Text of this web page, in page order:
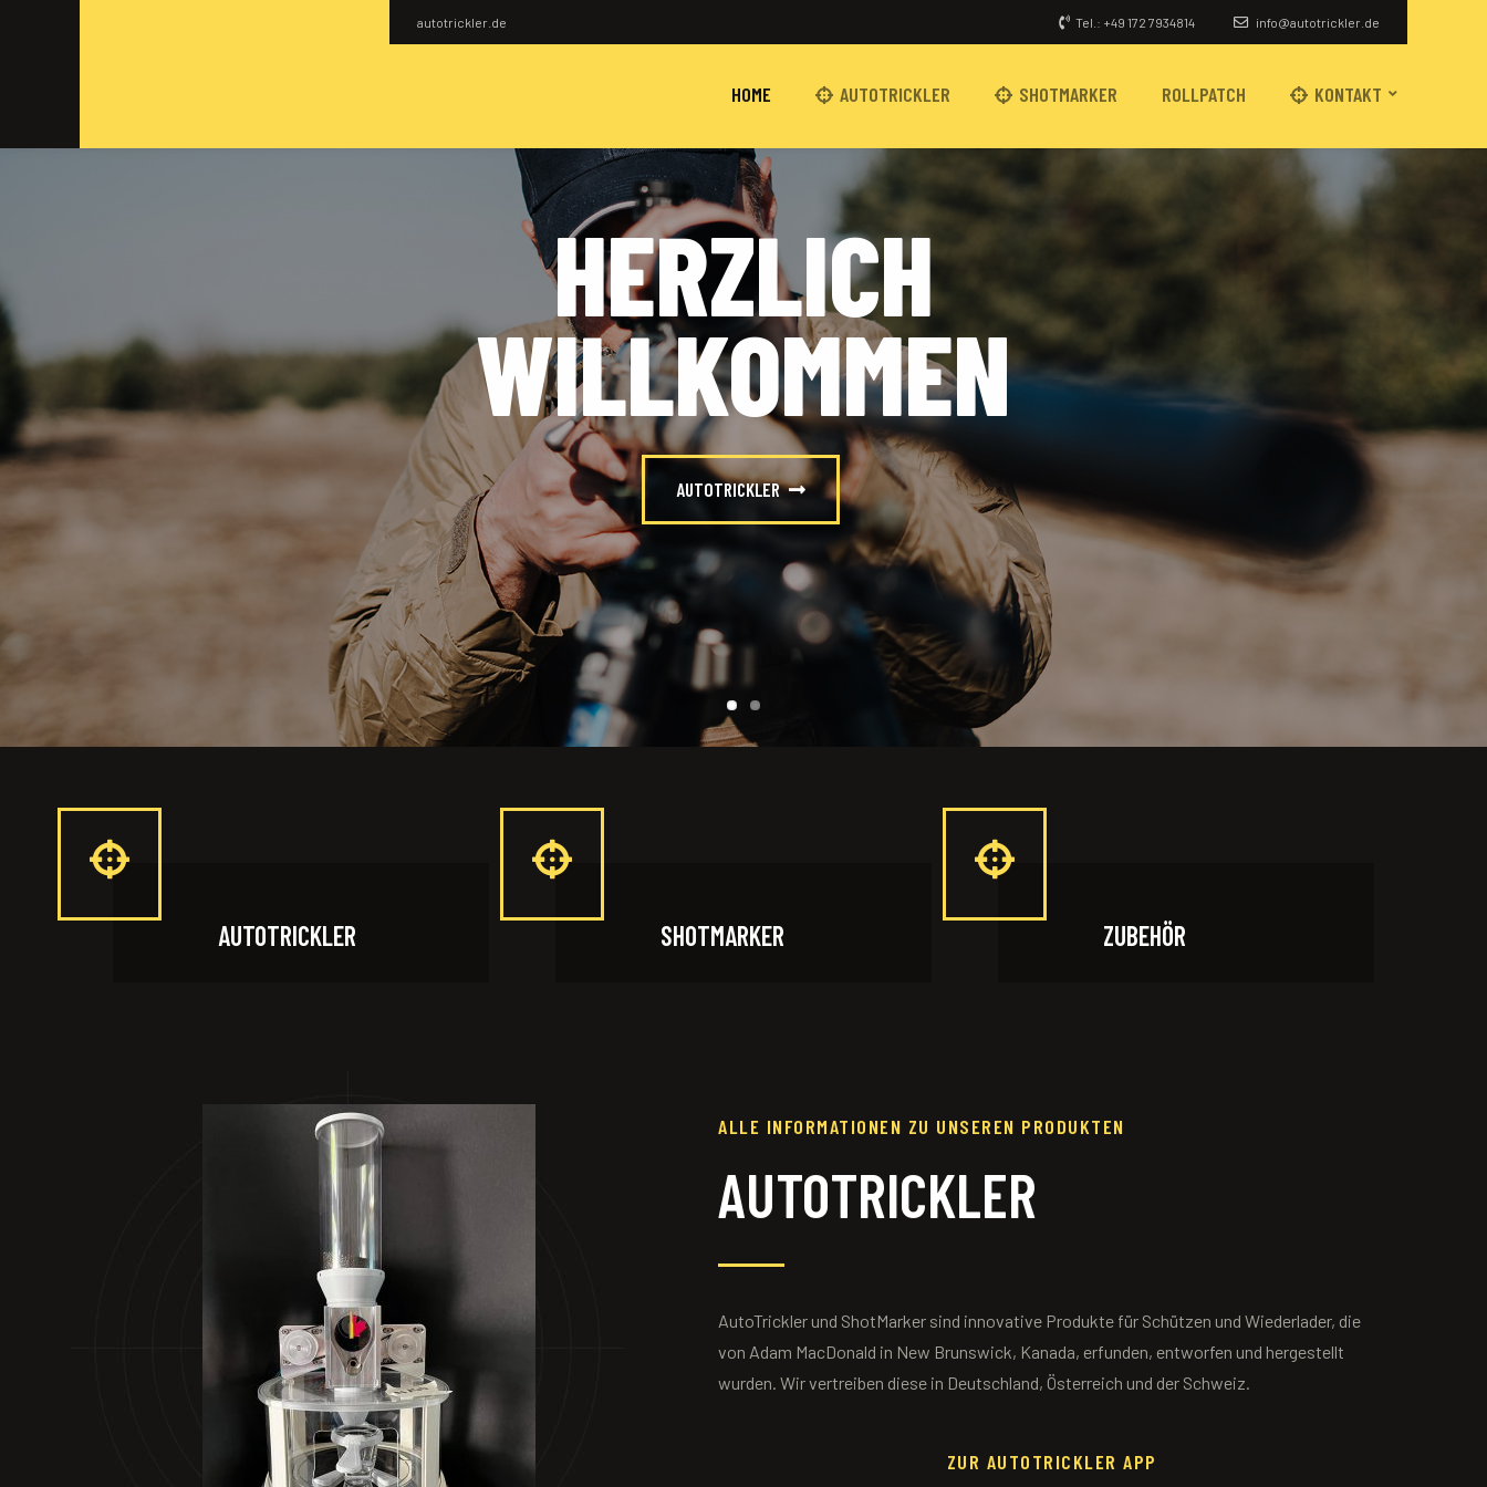
autotrickler.de info@autotrickler.de
Tel.: +49 172 7934814
HOME AUTOTRICKLER SHOTMARKER ROLLPATCH KONTAKT
HERZLICH
WILLKOMMEN
AUTOTRICKLER
AUTOTRICKLER SHOTMARKER ZUBEHÖR
ALLE INFORMATIONEN ZU UNSEREN PRODUKTEN
AUTOTRICKLER
AutoTrickler und ShotMarker sind innovative Produkte für Schützen und Wiederlader, die
von Adam MacDonald in New Brunswick, Kanada, erfunden, entworfen und hergestellt
wurden. Wir vertreiben diese in Deutschland, Österreich und der Schweiz.
ZUR AUTOTRICKLER APP